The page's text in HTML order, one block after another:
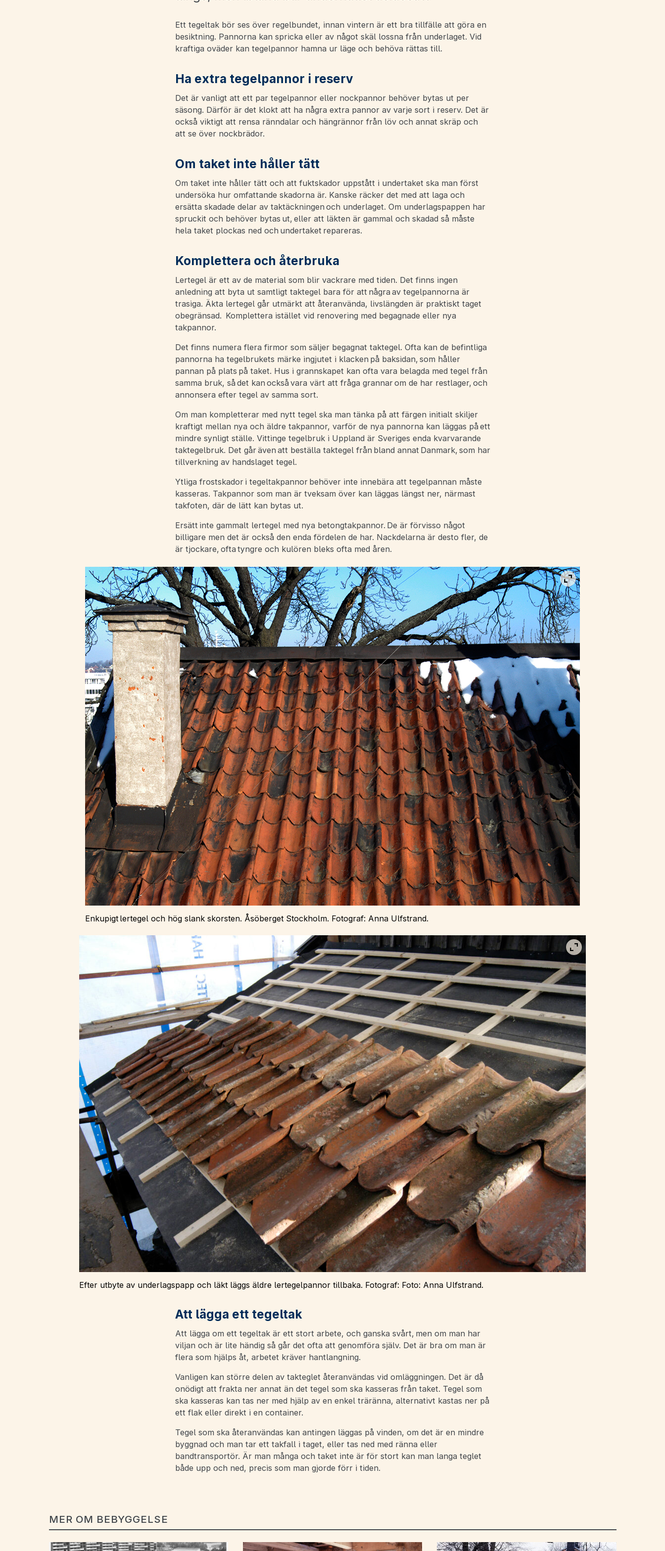
Ett tegeltak bör ses över regelbundet, innan vintern är ett bra tillfälle att göra en
besiktning. Pannorna kan spricka eller av något skäl lossna från underlaget. Vid
kraftiga oväder kan tegelpannor hamna ur läge och behöva rättas till.
Ha extra tegelpannor i reserv
Det är vanligt att ett par tegelpannor eller nockpannor behöver bytas ut per
säsong. Därför är det klokt att ha några extra pannor av varje sort i reserv. Det är
också viktigt att rensa ränndalar och hängrännor från löv och annat skräp och
att se över nockbrädor.
Om taket inte håller tätt
Om taket inte håller tätt och att fuktskador uppstått i undertaket ska man först
undersöka hur omfattande skadorna är. Kanske räcker det med att laga och
ersätta skadade delar av taktäckningen och underlaget. Om underlagspappen har
spruckit och behöver bytas ut, eller att läkten är gammal och skadad så måste
hela taket plockas ned och undertaket repareras.
Komplettera och återbruka
Lertegel är ett av de material som blir vackrare med tiden. Det finns ingen
anledning att byta ut samtligt taktegel bara för att några av tegelpannorna är
trasiga. Äkta lertegel går utmärkt att återanvända, livslängden är praktiskt taget
obegränsad. Komplettera istället vid renovering med begagnade eller nya
takpannor.
Det finns numera flera firmor som säljer begagnat taktegel. Ofta kan de befintliga
pannorna ha tegelbrukets märke ingjutet i klacken på baksidan, som håller
pannan på plats på taket. Hus i grannskapet kan ofta vara belagda med tegel från
samma bruk, så det kan också vara värt att fråga grannar om de har restlager, och
annonsera efter tegel av samma sort.
Om man kompletterar med nytt tegel ska man tänka på att färgen initialt skiljer
kraftigt mellan nya och äldre takpannor, varför de nya pannorna kan läggas på ett
mindre synligt ställe. Vittinge tegelbruk i Uppland är Sveriges enda kvarvarande
taktegelbruk. Det går även att beställa taktegel från bland annat Danmark, som har
tillverkning av handslaget tegel.
Ytliga frostskador i tegeltakpannor behöver inte innebära att tegelpannan måste
kasseras. Takpannor som man är tveksam över kan läggas längst ner, närmast
takfoten, där de lätt kan bytas ut.
Ersätt inte gammalt lertegel med nya betongtakpannor. De är förvisso något
billigare men det är också den enda fördelen de har. Nackdelarna är desto fler, de
är tjockare, ofta tyngre och kulören bleks ofta med åren.
Visa bild i fullskärm
Enkupigt lertegel och hög slank skorsten. Åsöberget Stockholm. Fotograf: Anna Ulfstrand.
Visa bild i fullskärm
Efter utbyte av underlagspapp och läkt läggs äldre lertegelpannor tillbaka. Fotograf: Foto: Anna Ulfstrand.
Att lägga ett tegeltak
Att lägga om ett tegeltak är ett stort arbete, och ganska svårt, men om man har
viljan och är lite händig så går det ofta att genomföra själv. Det är bra om man är
flera som hjälps åt, arbetet kräver hantlangning.
Vanligen kan större delen av takteglet återanvändas vid omläggningen. Det är då
onödigt att frakta ner annat än det tegel som ska kasseras från taket. Tegel som
ska kasseras kan tas ner med hjälp av en enkel träränna, alternativt kastas ner på
ett flak eller direkt i en container.
Tegel som ska återanvändas kan antingen läggas på vinden, om det är en mindre
byggnad och man tar ett takfall i taget, eller tas ned med ränna eller
bandtransportör. Är man många och taket inte är för stort kan man langa teglet
både upp och ned, precis som man gjorde förr i tiden.
MER OM BEBYGGELSE